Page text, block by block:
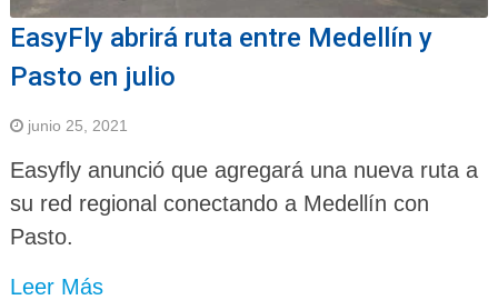
EasyFly abrirá ruta entre Medellín y
Pasto en julio
junio 25, 2021
Easyfly anunció que agregará una nueva ruta a
su red regional conectando a Medellín con
Pasto.
Leer Más